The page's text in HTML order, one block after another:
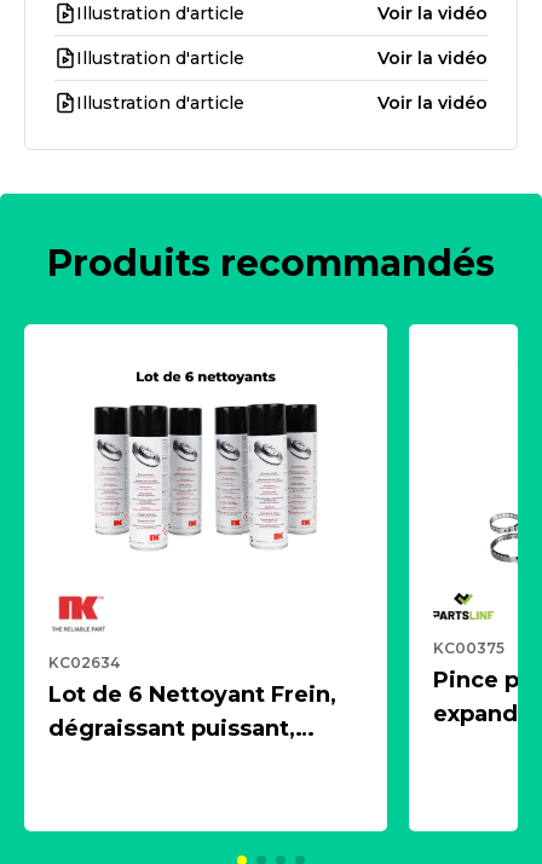
Illustration d'article Voir la vidéo
Illustration d'article Voir la vidéo
Illustration d'article Voir la vidéo
Produits recommandés
KC02634
Lot de 6 Nettoyant Frein,
dégraissant puissant,
KC00375
Pince